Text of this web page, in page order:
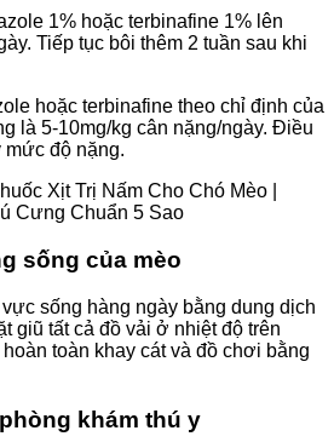
1% hoặc terbinafine 1% lên
Tiếp tục bôi thêm 2 tuần sau khi
hoặc terbinafine theo chỉ định của
là 5-10mg/kg cân nặng/ngày. Điều
mức độ nặng.
sống của mèo
sống hàng ngày bằng dung dịch
giũ tất cả đồ vải ở nhiệt độ trên
hoàn toàn khay cát và đồ chơi bằng
khám thú y